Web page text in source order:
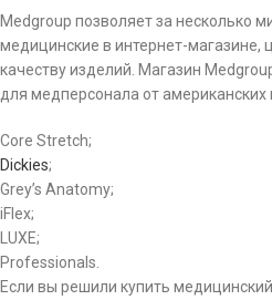
Medgroup позволяет за несколько
медицинские в интернет-магазине,
качеству изделий. Магазин
для медперсонала от американских
Core Stretch;
Dickies;
Grey’s Anatomy;
iFlex;
LUXE;
Professionals.
Если вы решили купить